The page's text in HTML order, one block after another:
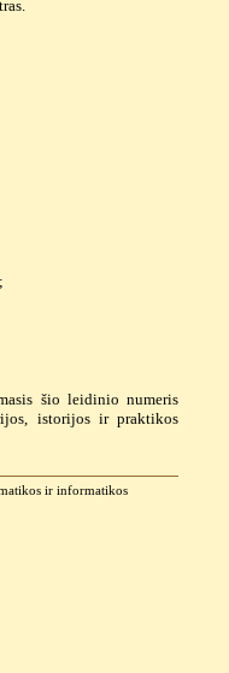
šio leidinio numeris
istorijos ir praktikos
ir informatikos